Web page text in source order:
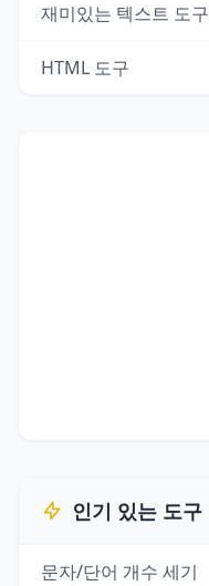
재미있는 텍스트 도구
HTML 도구
인기 있는 도구
문자/단어 개수 세기